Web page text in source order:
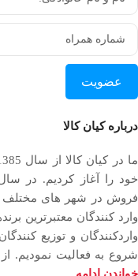
عضویت
درباره کیان کالا
فروش در شهر های مختلف
وارد كنندگان معتبرترین
وارد‏کنندگان و توزیع‏
شروع به فعاليت نمودیم. از سال 1395 بازاریابی دیجیتال را
خواندن ادامه...